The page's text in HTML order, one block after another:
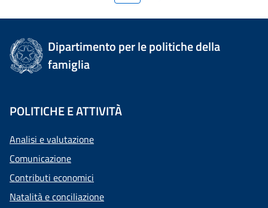
Dipartimento per le politiche della
famiglia
POLITICHE E ATTIVITÀ
Analisi e valutazione
Comunicazione
Contributi economici
Natalità e conciliazione